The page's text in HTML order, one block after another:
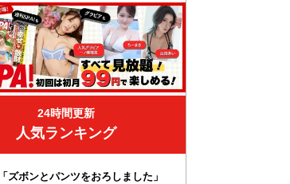
24時間更新
人気ランキング
「ズボンとパンツをおろしました」